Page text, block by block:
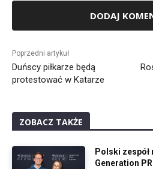
Poprzedni artykuł
Duńscy piłkarze będą
protestować w Katarze
ZOBACZ TAKŻE
Polski zespół
Generation